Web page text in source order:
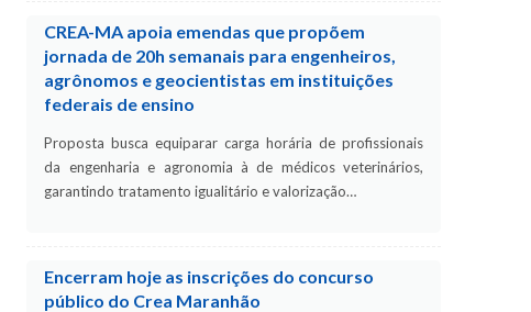
CREA-MA apoia emendas que propõem
jornada de 20h semanais para engenheiros,
agrônomos e geocientistas em instituições
federais de ensino
Proposta busca equiparar carga horária de profissionais
da engenharia e agronomia à de médicos veterinários,
garantindo tratamento igualitário e valorização…
Encerram hoje as inscrições do concurso
público do Crea Maranhão